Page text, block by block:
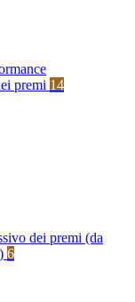
premi 14
dei premi (da
6